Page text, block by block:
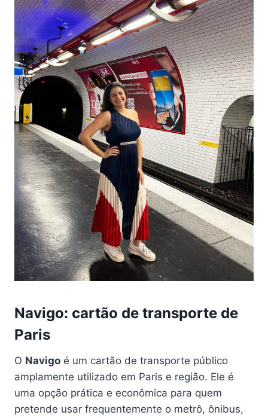
Navigo: cartão de transporte de
Paris
O Navigo é um cartão de transporte público
amplamente utilizado em Paris e região. Ele é
uma opção prática e econômica para quem
pretende usar frequentemente o metrô, ônibus,